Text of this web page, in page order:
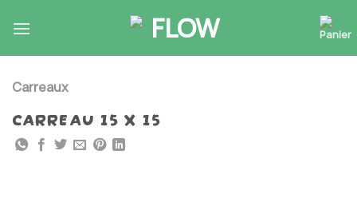
content
Carreaux
CARREAU 15 X 15